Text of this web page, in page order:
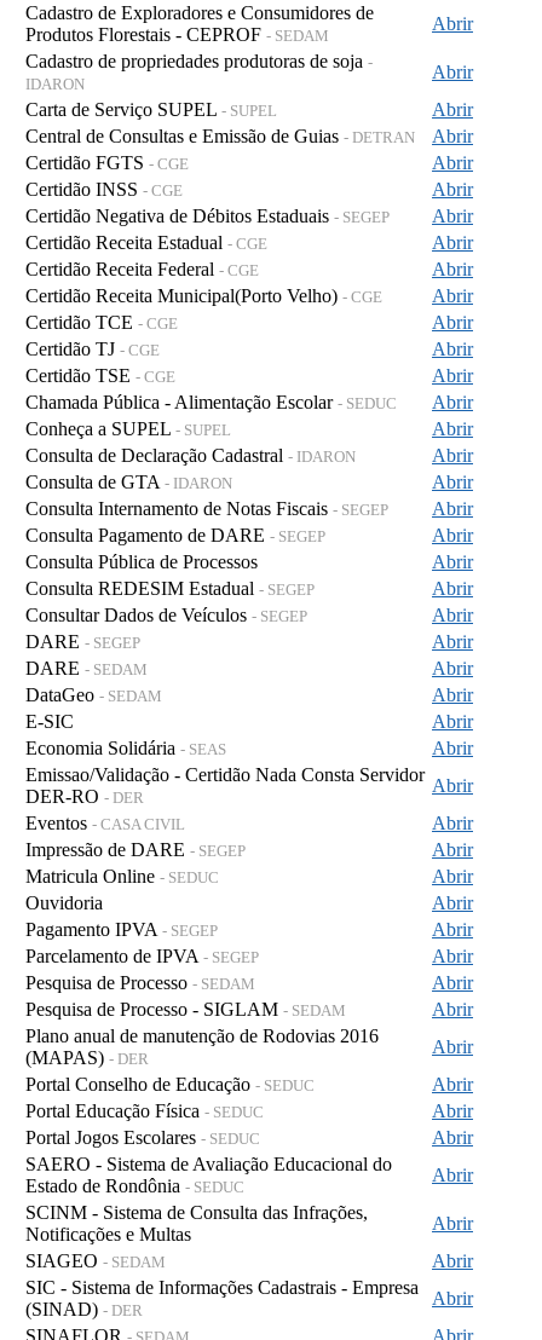
Cadastro de Exploradores e Consumidores de
Produtos Florestais - CEPROF - SEDAM
Abrir
Cadastro de propriedades produtoras de soja -
IDARON
Abrir
Carta de Serviço SUPEL - SUPEL
Abrir
Central de Consultas e Emissão de Guias - DETRAN
Abrir
Certidão FGTS - CGE
Abrir
Certidão INSS - CGE
Abrir
Certidão Negativa de Débitos Estaduais - SEGEP
Abrir
Certidão Receita Estadual - CGE
Abrir
Certidão Receita Federal - CGE
Abrir
Certidão Receita Municipal(Porto Velho) - CGE
Abrir
Certidão TCE - CGE
Abrir
Certidão TJ - CGE
Abrir
Certidão TSE - CGE
Abrir
Chamada Pública - Alimentação Escolar - SEDUC
Abrir
Conheça a SUPEL - SUPEL
Abrir
Consulta de Declaração Cadastral - IDARON
Abrir
Consulta de GTA - IDARON
Abrir
Consulta Internamento de Notas Fiscais - SEGEP
Abrir
Consulta Pagamento de DARE - SEGEP
Abrir
Consulta Pública de Processos
Abrir
Consulta REDESIM Estadual - SEGEP
Abrir
Consultar Dados de Veículos - SEGEP
Abrir
DARE - SEGEP
Abrir
DARE - SEDAM
Abrir
DataGeo - SEDAM
Abrir
E-SIC
Abrir
Economia Solidária - SEAS
Abrir
Emissao/Validação - Certidão Nada Consta Servidor
DER-RO - DER
Abrir
Eventos - CASA CIVIL
Abrir
Impressão de DARE - SEGEP
Abrir
Matricula Online - SEDUC
Abrir
Ouvidoria
Abrir
Pagamento IPVA - SEGEP
Abrir
Parcelamento de IPVA - SEGEP
Abrir
Pesquisa de Processo - SEDAM
Abrir
Pesquisa de Processo - SIGLAM - SEDAM
Abrir
Plano anual de manutenção de Rodovias 2016
(MAPAS) - DER
Abrir
Portal Conselho de Educação - SEDUC
Abrir
Portal Educação Física - SEDUC
Abrir
Portal Jogos Escolares - SEDUC
Abrir
SAERO - Sistema de Avaliação Educacional do
Estado de Rondônia - SEDUC
Abrir
SCINM - Sistema de Consulta das Infrações,
Notificações e Multas
Abrir
SIAGEO - SEDAM
Abrir
SIC - Sistema de Informações Cadastrais - Empresa
(SINAD) - DER
Abrir
SINAFLOR
Abrir